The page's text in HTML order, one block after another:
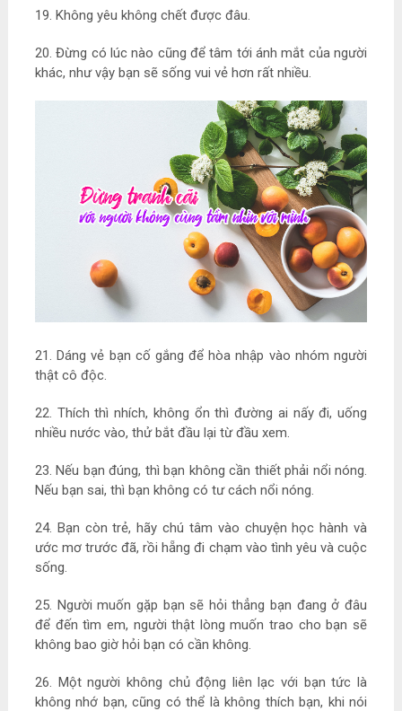
19. Không yêu không chết được đâu.
20. Đừng có lúc nào cũng để tâm tới ánh mắt của người
khác, như vậy bạn sẽ sống vui vẻ hơn rất nhiều.
21. Dáng vẻ bạn cố gắng để hòa nhập vào nhóm người
thật cô độc.
22. Thích thì nhích, không ổn thì đường ai nấy đi, uống
nhiều nước vào, thử bắt đầu lại từ đầu xem.
23. Nếu bạn đúng, thì bạn không cần thiết phải nổi nóng.
Nếu bạn sai, thì bạn không có tư cách nổi nóng.
24. Bạn còn trẻ, hãy chú tâm vào chuyện học hành và
ước mơ trước đã, rồi hẵng đi chạm vào tình yêu và cuộc
sống.
25. Người muốn gặp bạn sẽ hỏi thẳng bạn đang ở đâu
để đến tìm em, người thật lòng muốn trao cho bạn sẽ
không bao giờ hỏi bạn có cần không.
26. Một người không chủ động liên lạc với bạn tức là
không nhớ bạn, cũng có thể là không thích bạn, khi nói